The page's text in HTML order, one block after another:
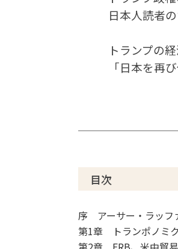
日本人読者
トランプの
「日本を再
目次
序 アーサー・ラッフ
第1章 トランポノミ